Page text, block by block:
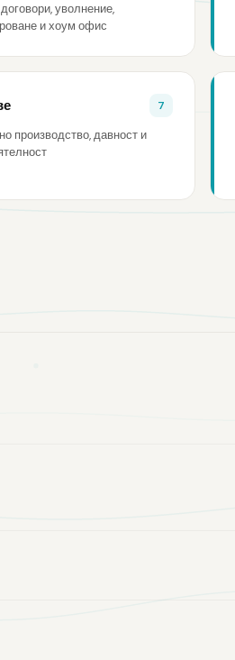
уволнение,
и хоум офис
7
производство, давност и